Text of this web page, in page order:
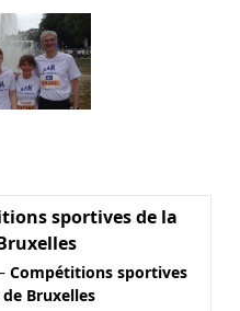
sportives de la
Compétitions sportives
Bruxelles